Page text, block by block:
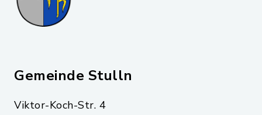
Gemeinde Stulln
Viktor-Koch-Str. 4